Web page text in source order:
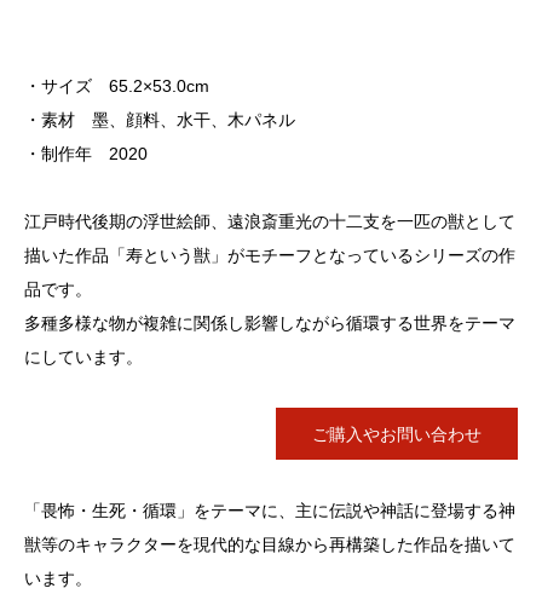
・サイズ 65.2×53.0cm
・素材 墨、顔料、水干、木パネル
・制作年 2020
江戸時代後期の浮世絵師、遠浪斎重光の十二支を一匹の獣として
描いた作品「寿という獣」がモチーフとなっているシリーズの作
品です。
多種多様な物が複雑に関係し影響しながら循環する世界をテーマ
にしています。
ご購入やお問い合わせ
「畏怖・生死・循環」をテーマに、主に伝説や神話に登場する神
獣等のキャラクターを現代的な目線から再構築した作品を描いて
います。